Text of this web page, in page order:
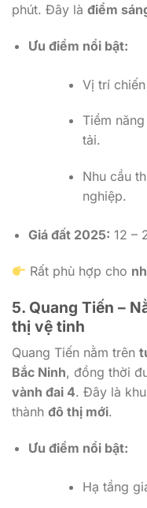
phút. Đây là điểm
Ưu điểm nổi bật:
Vị trí
Tiềm
tải.
Nhu cầu
nghiệp.
Giá đất 2025: 12 –
Rất phù hợp cho
5. Quang Tiến –
thị vệ tinh
Quang Tiến nằm trên
Bắc Ninh, đồng thời
vành đai 4. Đây là
thành đô thị mới.
Ưu điểm nổi bật:
Hạ tầng